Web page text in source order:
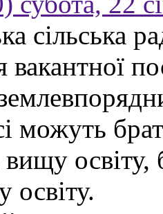
сільська
вакантної
можуть
освіту,
освіту.